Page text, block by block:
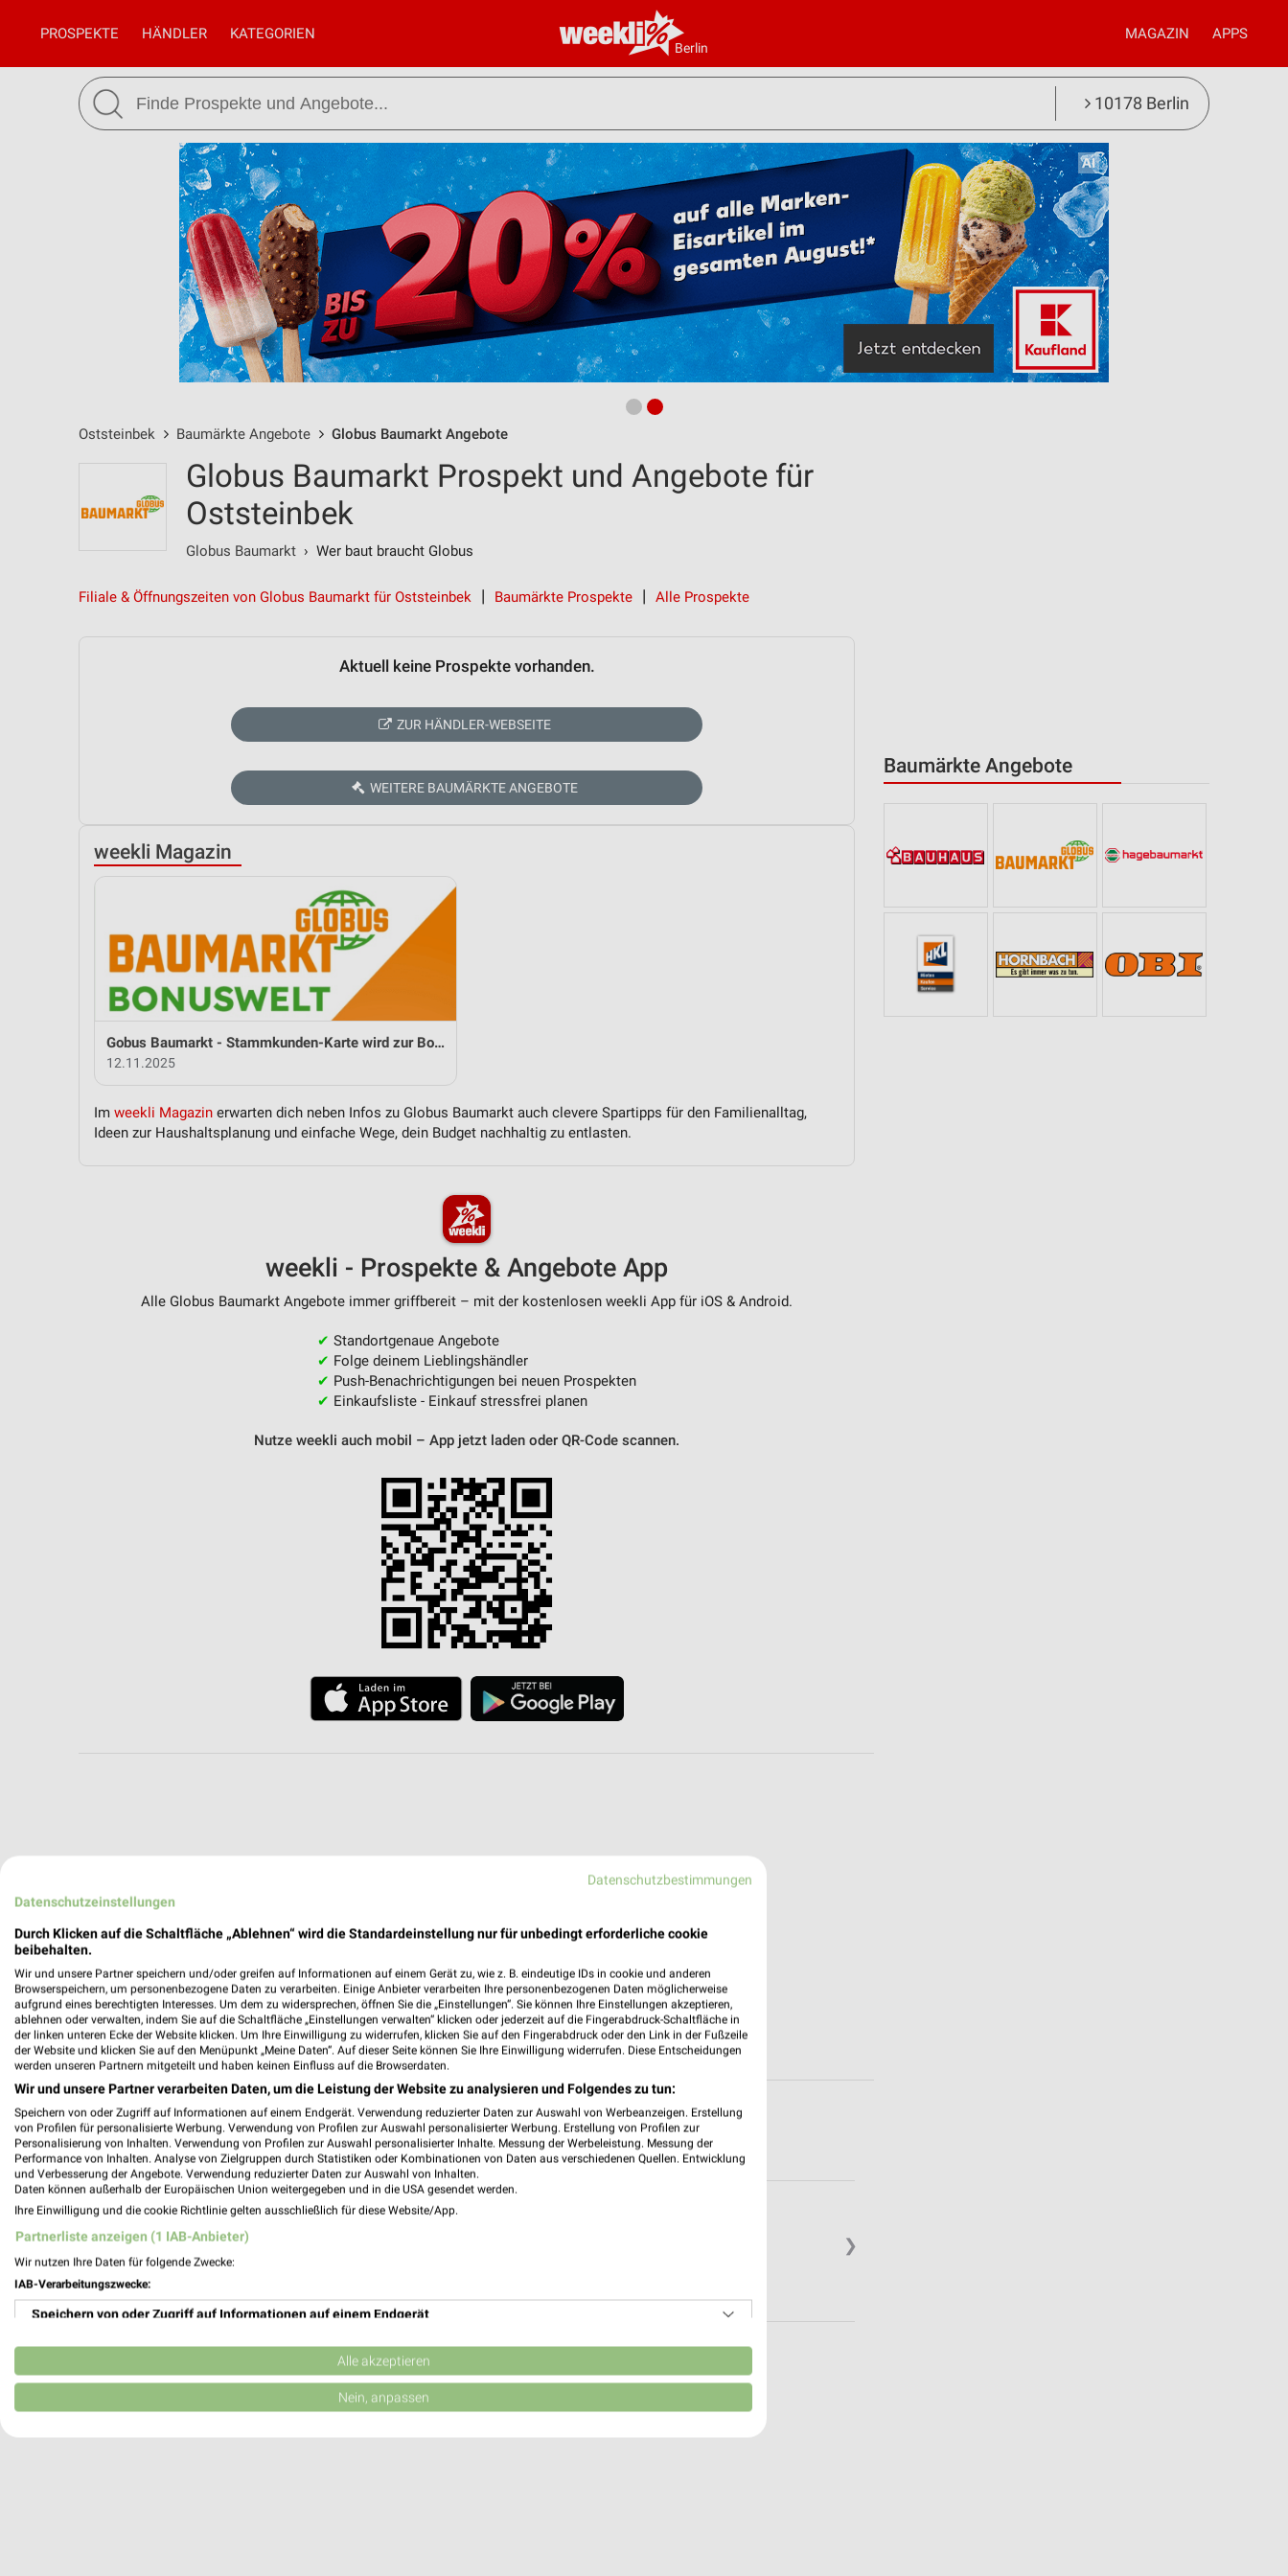
Berlin
PROSPEKTE HÄNDLER KATEGORIEN MAGAZIN APPS
10178 Berlin
Oststeinbek Baumärkte Angebote Globus Baumarkt Angebote
Baumärkte Angebote
Globus Baumarkt Prospekt und Angebote für
Oststeinbek
Globus Baumarkt › Wer baut braucht Globus
Filiale & Öffnungszeiten von Globus Baumarkt für Oststeinbek Baumärkte Prospekte Alle Prospekte
Aktuell keine Prospekte vorhanden.
ZUR HÄNDLER-WEBSEITE
WEITERE BAUMÄRKTE ANGEBOTE
weekli Magazin
Gobus Baumarkt - Stammkunden-Karte wird zur Bonuskarte
12.11.2025
Im weekli Magazin erwarten dich neben Infos zu Globus Baumarkt auch clevere Spartipps für den Familienalltag,
Ideen zur Haushaltsplanung und einfache Wege, dein Budget nachhaltig zu entlasten.
weekli - Prospekte & Angebote App
Alle Globus Baumarkt Angebote immer griffbereit – mit der kostenlosen weekli App für iOS & Android.
✔ Standortgenaue Angebote
✔ Folge deinem Lieblingshändler
✔ Push-Benachrichtigungen bei neuen Prospekten
✔ Einkaufsliste - Einkauf stressfrei planen
Nutze weekli auch mobil – App jetzt laden oder QR-Code scannen.
Weitere Globus Baumarkt Geschäfte mit Angeboten in und um Oststeinbek
1 Ergebnisse Ort mit Angeboten
❯
Globus Baumarkt Angebote in Kaltenkirchen
Kaltenkirchen, Deutschland
Datenschutzbestimmungen
Datenschutzeinstellungen
Durch Klicken auf die Schaltfläche „Ablehnen“ wird die Standardeinstellung nur für unbedingt erforderliche cookie
beibehalten.
Wir und unsere Partner speichern und/oder greifen auf Informationen auf einem Gerät zu, wie z. B. eindeutige IDs in cookie und anderen
Browserspeichern, um personenbezogene Daten zu verarbeiten. Einige Anbieter verarbeiten Ihre personenbezogenen Daten möglicherweise
aufgrund eines berechtigten Interesses. Um dem zu widersprechen, öffnen Sie die „Einstellungen“. Sie können Ihre Einstellungen akzeptieren,
ablehnen oder verwalten, indem Sie auf die Schaltfläche „Einstellungen verwalten“ klicken oder jederzeit auf die Fingerabdruck-Schaltfläche in
der linken unteren Ecke der Website klicken. Um Ihre Einwilligung zu widerrufen, klicken Sie auf den Fingerabdruck oder den Link in der Fußzeile
der Website und klicken Sie auf den Menüpunkt „Meine Daten“. Auf dieser Seite können Sie Ihre Einwilligung widerrufen. Diese Entscheidungen
werden unseren Partnern mitgeteilt und haben keinen Einfluss auf die Browserdaten.
Wir und unsere Partner verarbeiten Daten, um die Leistung der Website zu analysieren und Folgendes zu tun:
Speichern von oder Zugriff auf Informationen auf einem Endgerät. Verwendung reduzierter Daten zur Auswahl von Werbeanzeigen. Erstellung
von Profilen für personalisierte Werbung. Verwendung von Profilen zur Auswahl personalisierter Werbung. Erstellung von Profilen zur
Personalisierung von Inhalten. Verwendung von Profilen zur Auswahl personalisierter Inhalte. Messung der Werbeleistung. Messung der
Performance von Inhalten. Analyse von Zielgruppen durch Statistiken oder Kombinationen von Daten aus verschiedenen Quellen. Entwicklung
und Verbesserung der Angebote. Verwendung reduzierter Daten zur Auswahl von Inhalten.
Daten können außerhalb der Europäischen Union weitergegeben und in die USA gesendet werden.
Ihre Einwilligung und die cookie Richtlinie gelten ausschließlich für diese Website/App.
Partnerliste anzeigen (1 IAB-Anbieter)
Wir nutzen Ihre Daten für folgende Zwecke:
IAB-Verarbeitungszwecke:
Speichern von oder Zugriff auf Informationen auf einem Endgerät
Verwendung reduzierter Daten zur Auswahl von Werbeanzeigen
Erstellung von Profilen für personalisierte Werbung
Alle akzeptieren
Nein, anpassen